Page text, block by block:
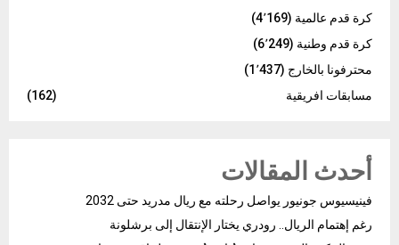
كرة قدم عالمية (4٬169)
كرة قدم وطنية (6٬249)
محترفونا بالخارج (1٬437)
مسابقات افريقية
(162)
أحدث المقالات
فينيسيوس جونيور يواصل رحلته مع ريال مدريد حتى 2032
رغم إهتمام الريال.. رودري يختار الإنتقال إلى برشلونة